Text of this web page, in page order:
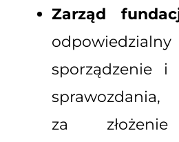
Zarząd
sporządzenie i
za